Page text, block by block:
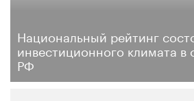
Национальный рейтинг
инвестиционного климата в
РФ